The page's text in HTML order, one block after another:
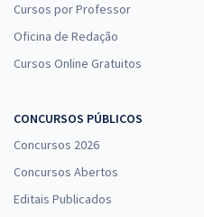
Cursos por Professor
Oficina de Redação
Cursos Online Gratuitos
CONCURSOS PÚBLICOS
Concursos 2026
Concursos Abertos
Editais Publicados